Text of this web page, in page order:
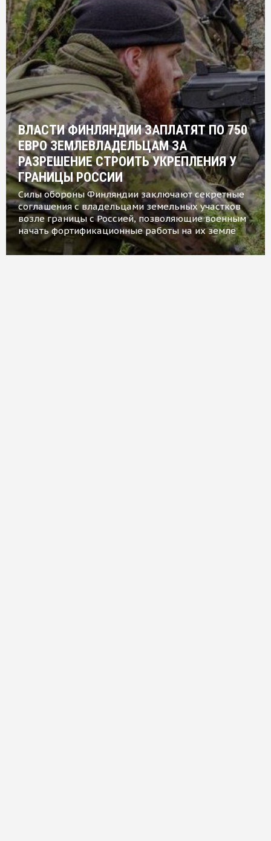
ВЛАСТИ ФИНЛЯНДИИ ЗАПЛАТЯТ ПО 750
ЕВРО ЗЕМЛЕВЛАДЕЛЬЦАМ ЗА
РАЗРЕШЕНИЕ СТРОИТЬ УКРЕПЛЕНИЯ У
ГРАНИЦЫ РОССИИ
Силы обороны Финляндии заключают секретные
соглашения с владельцами земельных участков
возле границы с Россией, позволяющие военным
начать фортификационные работы на их земле